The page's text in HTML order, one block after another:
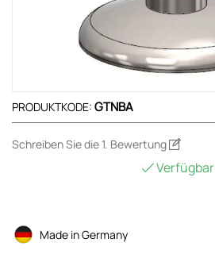
PRODUKTKODE: GTNBA
Schreiben Sie die 1. Bewertung
Verfügbar
Made in Germany